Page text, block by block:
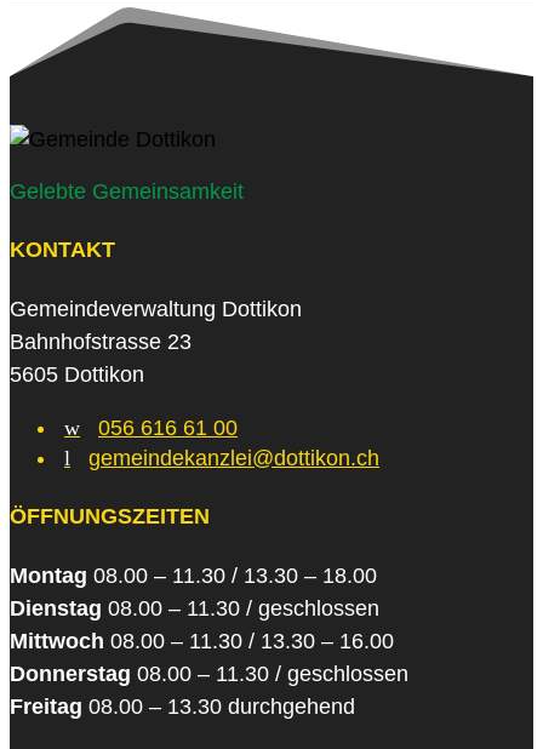
Gelebte Gemeinsamkeit
KONTAKT
Gemeindeverwaltung Dottikon
Bahnhofstrasse 23
5605 Dottikon
w
056 616 61 00
l
gemeindekanzlei@dottikon.ch
ÖFFNUNGSZEITEN
Montag 08.00 – 11.30 / 13.30 – 18.00
Dienstag 08.00 – 11.30 / geschlossen
Mittwoch 08.00 – 11.30 / 13.30 – 16.00
Donnerstag 08.00 – 11.30 / geschlossen
Freitag 08.00 – 13.30 durchgehend